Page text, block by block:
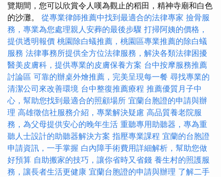
覽期間，您可以欣賞令人嘆為觀止的稻田，精神寺廟和白色
的沙灘。 從專業律師推薦中找到最適合的法律專家 撿骨服
務，專業為您處理親人安葬的最後步驟 打掃阿姨的價格，
提供透明報價 桃園除白蟻推薦，桃園區專業推薦的除白蟻
服務 法律事務所提供全方位法律服務，解決各類法律困擾
醫美皮膚科，提供專業的皮膚保養方案 台中按摩服務推薦
討論區 可靠的辦桌外燴推薦，完美呈現每一餐 尋找專業的
清潔公司來改善環境 台中整復推薦療程 推薦優質月子中
心，幫助您找到最適合的照顧場所 宜蘭台胞證的申請與辦
理 高雄徵信社服務介紹，專業解決疑慮 高品質養老院服
務，為父母提供安心的晚年生活 重聽專用助聽器，專為重
聽人士設計的助聽器解決方案 指壓專業課程 宜蘭的台胞證
申請資訊，一手掌握 白內障手術費用詳細解析，幫助您做
好預算 自助搬家的技巧，讓你省時又省錢 養生村的照護服
務，讓長者生活更健康 宜蘭台胞證的申請與辦理 了解二手